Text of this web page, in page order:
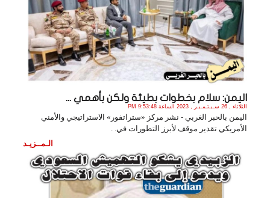
اليمن: سلام بخطوات بطيئة ولكن بأهمي ...
الثلاثاء , 26 سـبـتـمـبـر , 2023 الساعة 9:53:48 PM
اليمن بالحبر الغربي - نشر مركز «ستراتفور» الاستراتيجي والأمني
الأمريكي تقدير موقف لأبرز التطورات في. .
الـمــزيـد